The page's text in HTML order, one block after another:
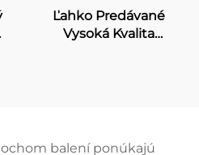
Ľahko Predávané
Vysoká Kvalita
balení ponúkajú